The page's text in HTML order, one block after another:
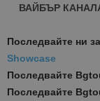
ВАЙБЪР КАНАЛА
Последвайте ни
Showcase
Последвайте
Последвайте